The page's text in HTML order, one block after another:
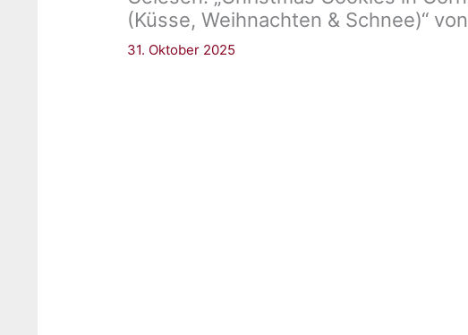
(Küsse, Weihnachten & Schnee)“
31. Oktober 2025